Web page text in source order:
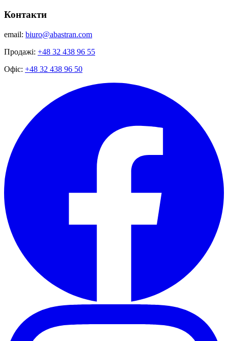
Контакти
email: biuro@abastran.com
Продажі: +48 32 438 96 55
Офіс: +48 32 438 96 50